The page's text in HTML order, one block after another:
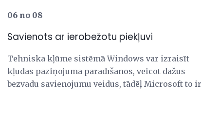
06 no 08
Savienots ar ierobežotu piekļuvi
Tehniska kļūme sistēmā Windows var izraisīt
kļūdas paziņojuma parādīšanos, veicot dažus
bezvadu savienojumu veidus, tādēļ Microsoft to ir